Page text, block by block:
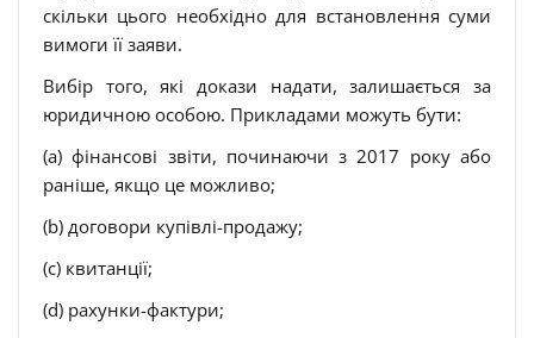
скільки цього необхідно для встановлення суми
вимоги її заяви.
Вибір того, які докази надати, залишається за
юридичною особою. Прикладами можуть бути:
(a) фінансові звіти, починаючи з 2017 року або
раніше, якщо це можливо;
(b) договори купівлі-продажу;
(c) квитанції;
(d) рахунки-фактури;